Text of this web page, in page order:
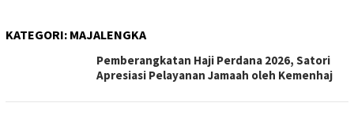
KATEGORI: MAJALENGKA
Pemberangkatan Haji Perdana 2026, Satori
Apresiasi Pelayanan Jamaah oleh Kemenhaj